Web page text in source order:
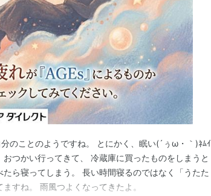
のことのようですね。 とにかく、眠い(´ぅω・｀)ﾈﾑｲ
つかい行ってきて、 冷蔵庫に買ったものをしまうと
ら寝ってしまう。 長い時間寝るのではなく「うたた
すね。 雨風つよくなってきたよ。